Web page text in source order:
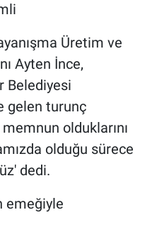
Üretim ve
Ayten İnce,
Belediyesi
gelen turunç
olduklarını
olduğu sürece
dedi.
emeğiyle